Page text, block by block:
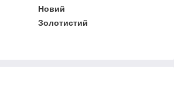
Новий
Золотистий